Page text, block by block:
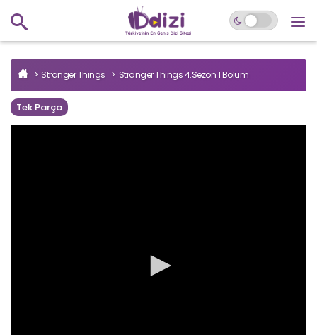
Stranger Things Stranger Things 4.Sezon 1.Bölüm
Tek Parça